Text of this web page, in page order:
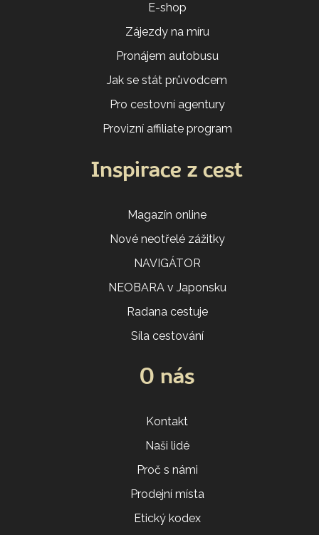
E-shop
Zájezdy na míru
Pronájem autobusu
Jak se stát průvodcem
Pro cestovní agentury
Provizní affiliate program
Inspirace z cest
Magazín online
Nové neotřelé zážitky
NAVIGÁTOR
NEOBARA v Japonsku
Radana cestuje
Síla cestování
O nás
Kontakt
Naši lidé
Proč s námi
Prodejní místa
Etický kodex